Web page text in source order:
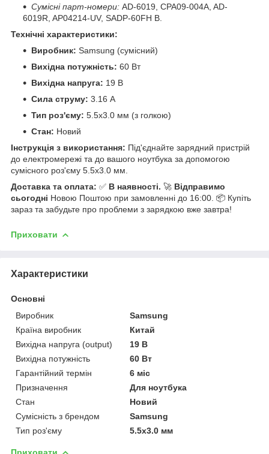
Сумісні парт-номери: AD-6019, CPA09-004A, AD-
6019R, AP04214-UV, SADP-60FH B.
Технічні характеристики:
Виробник: Samsung (сумісний)
Вихідна потужність: 60 Вт
Вихідна напруга: 19 В
Сила струму: 3.16 А
Тип роз'єму: 5.5x3.0 мм (з голкою)
Стан: Новий
Інструкція з використання: Під'єднайте зарядний пристрій
до електромережі та до вашого ноутбука за допомогою
сумісного роз'єму 5.5x3.0 мм.
Доставка та оплата: ✅ В наявності. 🚀 Відправимо
сьогодні Новою Поштою при замовленні до 16:00. 📦 Купіть
зараз та забудьте про проблеми з зарядкою вже завтра!
Приховати
Характеристики
Основні
Виробник
Samsung
Країна виробник
Китай
Вихідна напруга (output)
19 В
Вихідна потужність
60 Вт
Гарантійний термін
6 міс
Призначення
Для ноутбука
Стан
Новий
Сумісність з брендом
Samsung
Тип роз'єму
5.5x3.0 мм
Приховати